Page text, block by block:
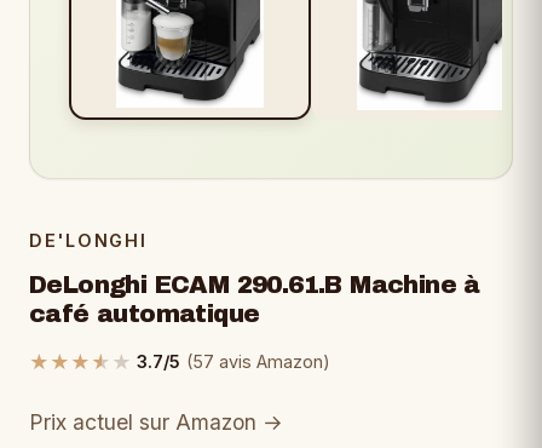
DE'LONGHI
DeLonghi ECAM 290.61.B Machine à
café automatique
★ ★ ★ ★ ★ 3.7/5 (57 avis Amazon)
Prix actuel sur Amazon →